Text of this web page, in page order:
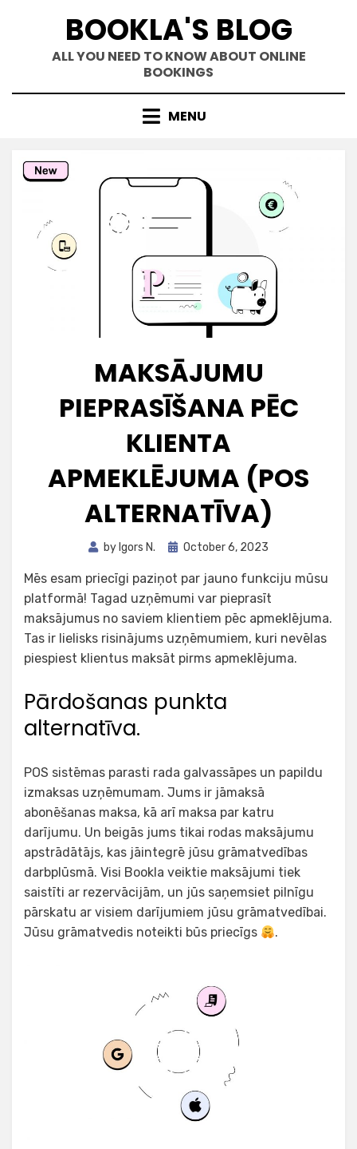
BOOKLA'S BLOG
ALL YOU NEED TO KNOW ABOUT ONLINE
BOOKINGS
MENU
MAKSĀJUMU
PIEPRASĪŠANA PĒC
KLIENTA
APMEKLĒJUMA (POS
ALTERNATĪVA)
by Igors N.
Posted
October 6, 2023
Mēs esam priecīgi paziņot par jauno funkciju mūsu
platformā! Tagad uzņēmumi var pieprasīt
maksājumus no saviem klientiem pēc apmeklējuma.
Tas ir lielisks risinājums uzņēmumiem, kuri nevēlas
piespiest klientus maksāt pirms apmeklējuma.
Pārdošanas punkta
alternatīva.
POS sistēmas parasti rada galvassāpes un papildu
izmaksas uzņēmumam. Jums ir jāmaksā
abonēšanas maksa, kā arī maksa par katru
darījumu. Un beigās jums tikai rodas maksājumu
apstrādātājs, kas jāintegrē jūsu grāmatvedības
darbplūsmā. Visi Bookla veiktie maksājumi tiek
saistīti ar rezervācijām, un jūs saņemsiet pilnīgu
pārskatu ar visiem darījumiem jūsu grāmatvedībai.
Jūsu grāmatvedis noteikti būs priecīgs
.